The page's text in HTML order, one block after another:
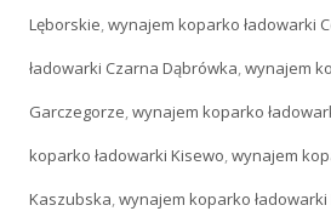
Lęborskie,wynajem koparko ładowarki
ładowarki Czarna Dąbrówka,wynajem
Garczegorze,wynajem koparko
koparko ładowarki Kisewo,wynajem
Kaszubska,wynajem koparko ładowarki